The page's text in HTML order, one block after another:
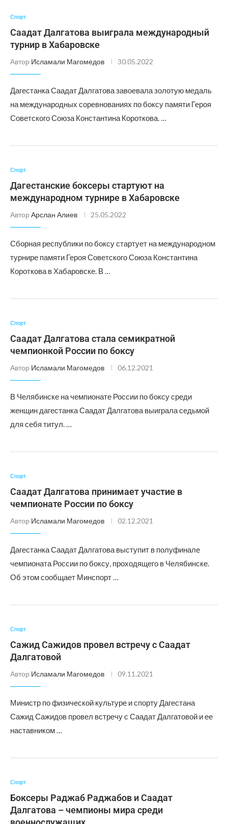
Спорт
Саадат Далгатова выиграла международный
турнир в Хабаровске
Автор Исламали Магомедов 30.05.2022
Дагестанка Саадат Далгатова завоевала золотую медаль
на международных соревнованиях по боксу памяти Героя
Советского Союза Константина Короткова. …
Спорт
Дагестанские боксеры стартуют на
международном турнире в Хабаровске
Автор Арслан Алиев 25.05.2022
Сборная республики по боксу стартует на международном
турнире памяти Героя Советского Союза Константина
Короткова в Хабаровске. В …
Спорт
Саадат Далгатова стала семикратной
чемпионкой России по боксу
Автор Исламали Магомедов 06.12.2021
В Челябинске на чемпионате России по боксу среди
женщин дагестанка Саадат Далгатова выиграла седьмой
для себя титул. …
Спорт
Саадат Далгатова принимает участие в
чемпионате России по боксу
Автор Исламали Магомедов 02.12.2021
Дагестанка Саадат Далгатова выступит в полуфинале
чемпионата России по боксу, проходящего в Челябинске.
Об этом сообщает Минспорт …
Спорт
Сажид Сажидов провел встречу с Саадат
Далгатовой
Автор Исламали Магомедов 09.11.2021
Министр по физической культуре и спорту Дагестана
Сажид Сажидов провел встречу с Саадат Далгатовой и ее
наставником …
Спорт
Боксеры Раджаб Раджабов и Саадат
Далгатова – чемпионы мира среди